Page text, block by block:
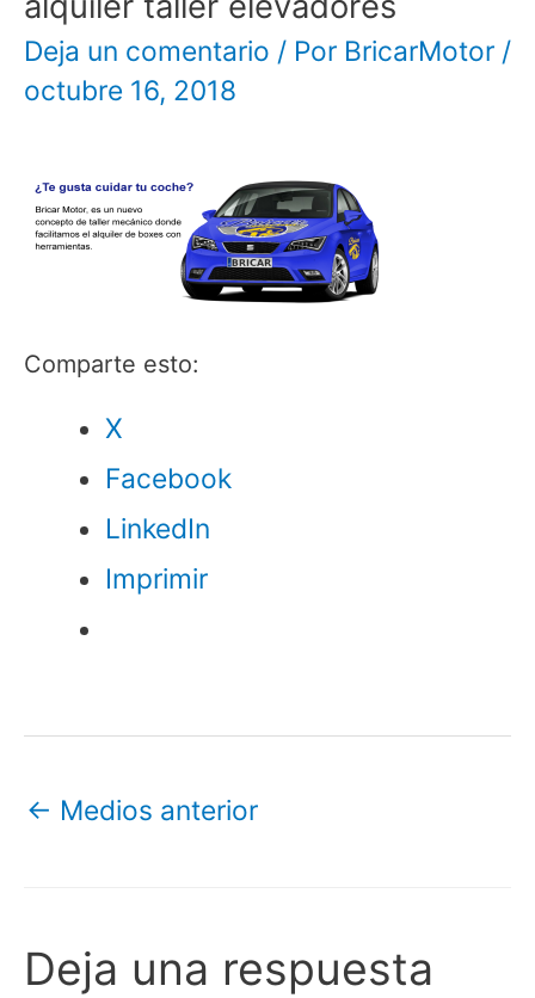
Deja un comentario / Por BricarMotor /
octubre 16, 2018
Comparte esto:
X
Facebook
LinkedIn
Imprimir
← Medios anterior
Deja una respuesta